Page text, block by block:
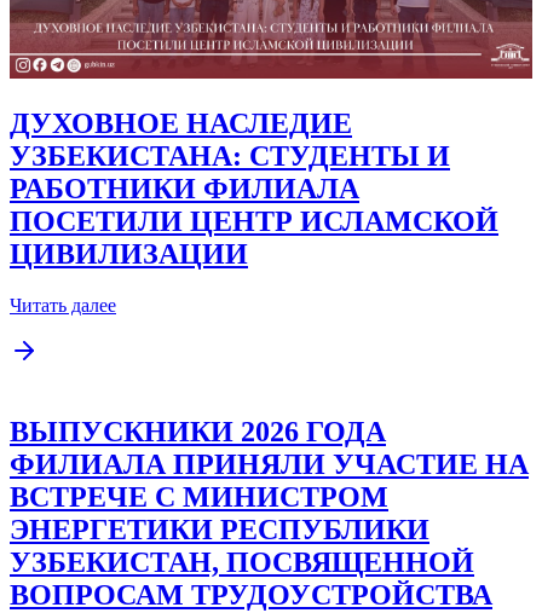
ДУХОВНОЕ НАСЛЕДИЕ
УЗБЕКИСТАНА: СТУДЕНТЫ И
РАБОТНИКИ ФИЛИАЛА
ПОСЕТИЛИ ЦЕНТР ИСЛАМСКОЙ
ЦИВИЛИЗАЦИИ
Читать далее
ВЫПУСКНИКИ 2026 ГОДА
ФИЛИАЛА ПРИНЯЛИ УЧАСТИЕ НА
ВСТРЕЧЕ С МИНИСТРОМ
ЭНЕРГЕТИКИ РЕСПУБЛИКИ
УЗБЕКИСТАН, ПОСВЯЩЕННОЙ
ВОПРОСАМ ТРУДОУСТРОЙСТВА